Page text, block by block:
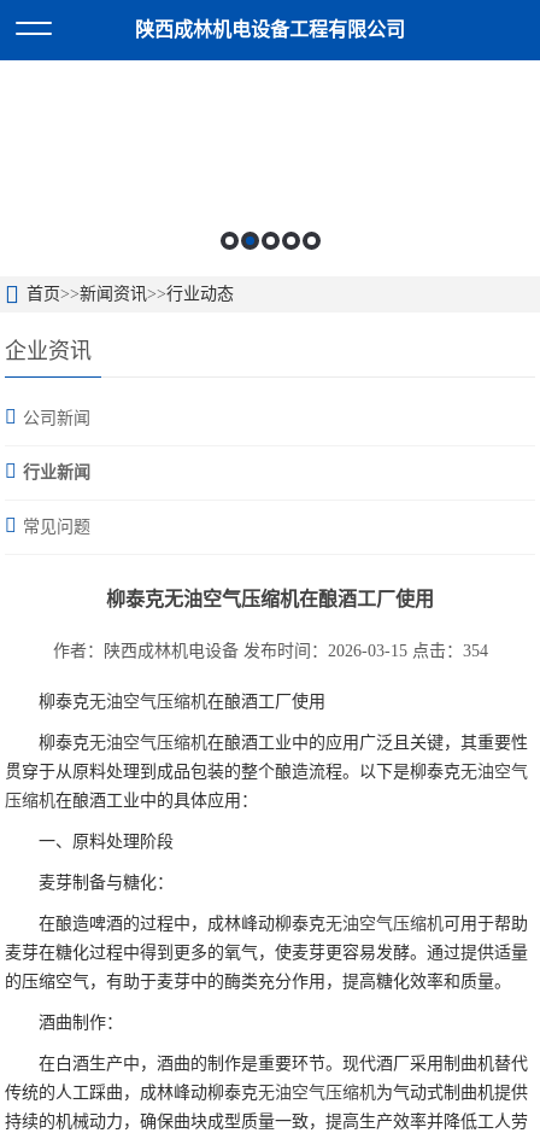
陕西成林机电设备工程有限公司
首页>>新闻资讯>>行业动态
企业资讯
公司新闻
行业新闻
常见问题
柳泰克无油空气压缩机在酿酒工厂使用
作者：陕西成林机电设备 发布时间：2026-03-15 点击：354
柳泰克无油空气压缩机在酿酒工厂使用
柳泰克无油空气压缩机在酿酒工业中的应用广泛且关键，其重要性
贯穿于从原料处理到成品包装的整个酿造流程。以下是柳泰克无油空气
压缩机在酿酒工业中的具体应用：
一、原料处理阶段
麦芽制备与糖化：
在酿造啤酒的过程中，成林峰动柳泰克无油空气压缩机可用于帮助
麦芽在糖化过程中得到更多的氧气，使麦芽更容易发酵。通过提供适量
的压缩空气，有助于麦芽中的酶类充分作用，提高糖化效率和质量。
酒曲制作：
在白酒生产中，酒曲的制作是重要环节。现代酒厂采用制曲机替代
传统的人工踩曲，成林峰动柳泰克无油空气压缩机为气动式制曲机提供
持续的机械动力，确保曲块成型质量一致，提高生产效率并降低工人劳